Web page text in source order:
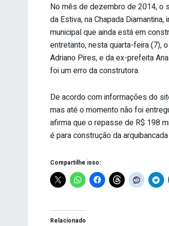
No mês de dezembro de 2014, o
da Estiva, na Chapada
municipal que ainda está em
entretanto, nesta quarta-feira (7),
Adriano Pires, e da ex-prefeita
foi um erro da construtora.
De acordo com informações do
mas até o momento não foi
afirma que o repasse de R$ 198
é para construção da
Compartilhe isso:
Relacionado